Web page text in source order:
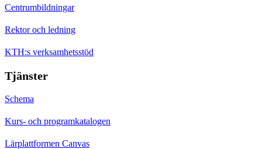
Centrumbildningar
Rektor och ledning
KTH:s verksamhetsstöd
Tjänster
Schema
Kurs- och programkatalogen
Lärplattformen Canvas